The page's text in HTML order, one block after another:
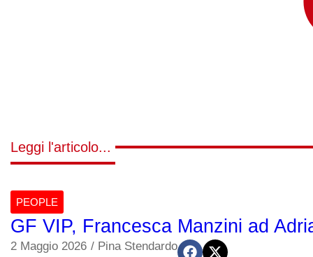
Leggi l'articolo...
PEOPLE
GF VIP, Francesca Manzini ad
2 Maggio 2026 / Pina Stendardo